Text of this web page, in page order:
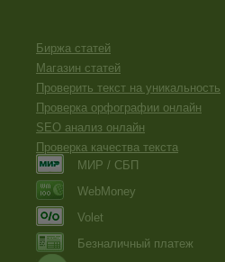
Биржа статей
Магазин статей
Проверить текст на уникальность
Проверка орфографии онлайн
SEO анализ онлайн
Проверка качества текста
МИР / СБП
WebMoney
Volet
Безналичный платеж